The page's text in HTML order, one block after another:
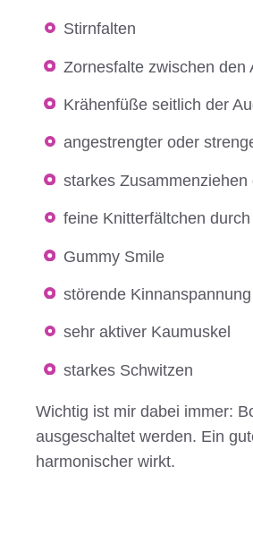
Stirnfalten
Zornesfalte zwischen den
Krähenfüße seitlich der
angestrengter oder
starkes Zusammenziehen
feine Knitterfältchen
Gummy Smile
störende Kinnanspannung
sehr aktiver Kaumuskel
starkes Schwitzen
Wichtig ist mir dabei immer:
ausgeschaltet werden. Ein
harmonischer wirkt.